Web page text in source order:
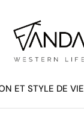
ET STYLE DE VIE